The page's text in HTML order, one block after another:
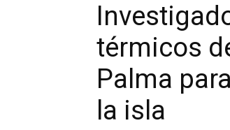
térmicos
Palma
la isla